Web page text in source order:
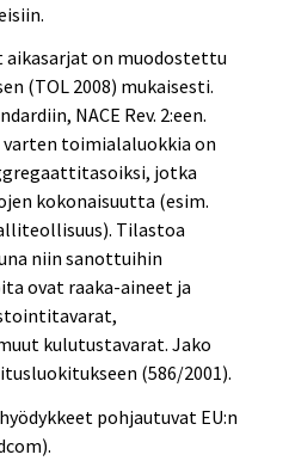
on muodostettu
(TOL 2008) mukaisesti.
NACE Rev. 2:een.
toimialaluokkia on
jotka
kokonaisuutta (esim.
Tilastoa
niin sanottuihin
ovat raaka-aineet ja
kulutustavarat. Jako
(586/2001).
pohjautuvat EU:n